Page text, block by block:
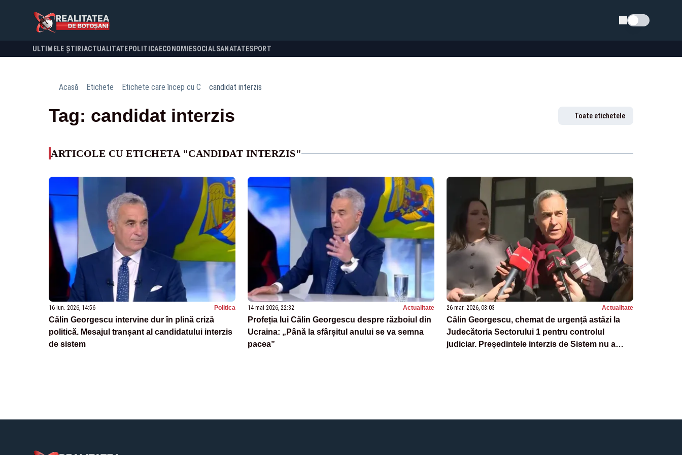
Schimba tema
ULTIMELE ȘTIRI ACTUALITATE POLITICA ECONOMIESOCIALSANATATESPORT
Acasă Etichete Etichete care încep cu C candidat interzis
Tag: candidat interzis Toate etichetele
ARTICOLE CU ETICHETA "CANDIDAT INTERZIS"
16 iun. 2026, 14:56 Politica
Călin Georgescu intervine dur în plină criză
politică. Mesajul tranșant al candidatului interzis
de sistem
14 mai 2026, 22:32 Actualitate
Profeția lui Călin Georgescu despre războiul din
Ucraina: „Până la sfârșitul anului se va semna
pacea”
26 mar. 2026, 08:03 Actualitate
Călin Georgescu, chemat de urgență astăzi la
Judecătoria Sectorului 1 pentru controlul
judiciar. Președintele interzis de Sistem nu a